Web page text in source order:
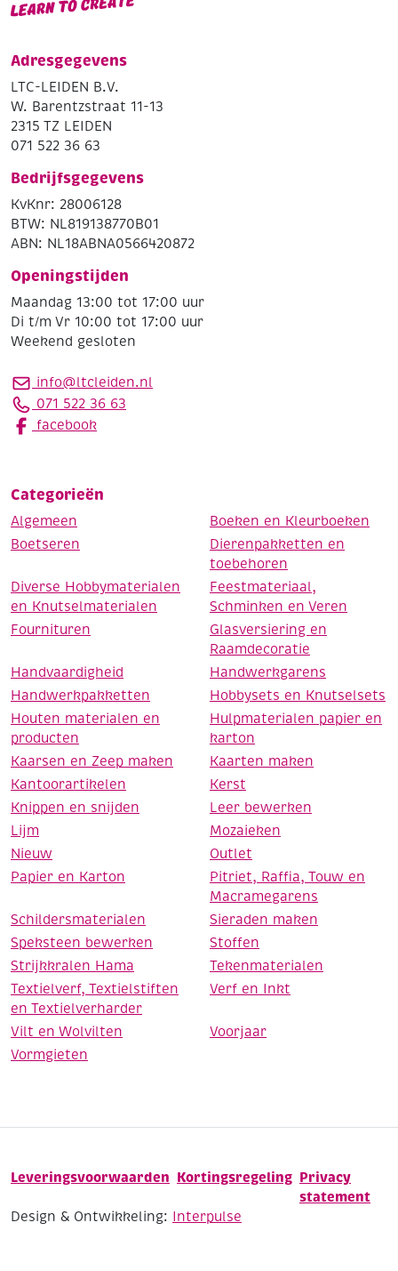
Adresgegevens
LTC-LEIDEN B.V.
W. Barentzstraat 11-13
2315 TZ LEIDEN
071 522 36 63
Bedrijfsgegevens
KvKnr: 28006128
BTW: NL819138770B01
ABN: NL18ABNA0566420872
Openingstijden
Maandag 13:00 tot 17:00 uur
Di t/m Vr 10:00 tot 17:00 uur
Weekend gesloten
info@ltcleiden.nl
071 522 36 63
facebook
Categorieën
Algemeen
Boeken en Kleurboeken
Boetseren
Dierenpakketten en
toebehoren
Diverse Hobbymaterialen
en Knutselmaterialen
Feestmateriaal,
Schminken en Veren
Fournituren
Glasversiering en
Raamdecoratie
Handvaardigheid
Handwerkgarens
Handwerkpakketten
Hobbysets en Knutselsets
Houten materialen en
producten
Hulpmaterialen papier en
karton
Kaarsen en Zeep maken
Kaarten maken
Kantoorartikelen
Kerst
Knippen en snijden
Leer bewerken
Lijm
Mozaieken
Nieuw
Outlet
Papier en Karton
Pitriet, Raffia, Touw en
Macramegarens
Schildersmaterialen
Sieraden maken
Speksteen bewerken
Stoffen
Strijkkralen Hama
Tekenmaterialen
Textielverf, Textielstiften
en Textielverharder
Verf en Inkt
Vilt en Wolvilten
Voorjaar
Vormgieten
Leveringsvoorwaarden Kortingsregeling Privacy
statement
Design & Ontwikkeling: Interpulse